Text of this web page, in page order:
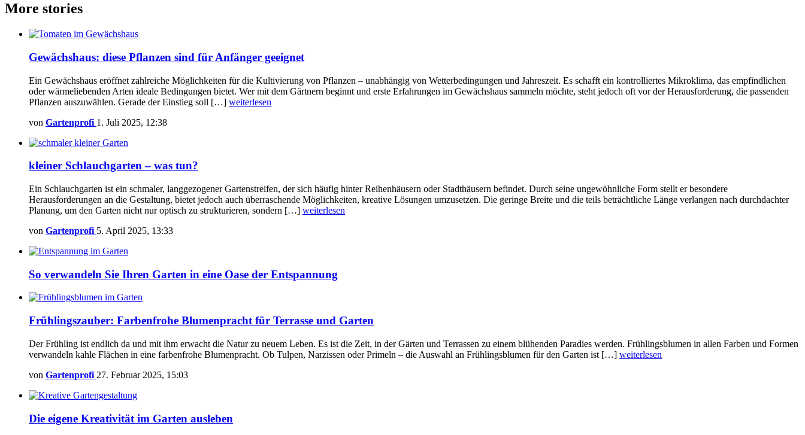
More stories
Gewächshaus: diese Pflanzen sind für Anfänger geeignet
Ein Gewächshaus eröffnet zahlreiche Möglichkeiten für die Kultivierung von Pflanzen – unabhängig von Wetterbedingungen und Jahreszeit. Es schafft ein kontrolliertes Mikroklima, das empfindlichen
oder wärmeliebenden Arten ideale Bedingungen bietet. Wer mit dem Gärtnern beginnt und erste Erfahrungen im Gewächshaus sammeln möchte, steht jedoch oft vor der Herausforderung, die passenden
Pflanzen auszuwählen. Gerade der Einstieg soll […] weiterlesen
von Gartenprofi 1. Juli 2025, 12:38
kleiner Schlauchgarten – was tun?
Ein Schlauchgarten ist ein schmaler, langgezogener Gartenstreifen, der sich häufig hinter Reihenhäusern oder Stadthäusern befindet. Durch seine ungewöhnliche Form stellt er besondere
Herausforderungen an die Gestaltung, bietet jedoch auch überraschende Möglichkeiten, kreative Lösungen umzusetzen. Die geringe Breite und die teils beträchtliche Länge verlangen nach durchdachter
Planung, um den Garten nicht nur optisch zu strukturieren, sondern […] weiterlesen
von Gartenprofi 5. April 2025, 13:33
So verwandeln Sie Ihren Garten in eine Oase der Entspannung
Frühlingszauber: Farbenfrohe Blumenpracht für Terrasse und Garten
Der Frühling ist endlich da und mit ihm erwacht die Natur zu neuem Leben. Es ist die Zeit, in der Gärten und Terrassen zu einem blühenden Paradies werden. Frühlingsblumen in allen Farben und Formen
verwandeln kahle Flächen in eine farbenfrohe Blumenpracht. Ob Tulpen, Narzissen oder Primeln – die Auswahl an Frühlingsblumen für den Garten ist […] weiterlesen
von Gartenprofi 27. Februar 2025, 15:03
Die eigene Kreativität im Garten ausleben